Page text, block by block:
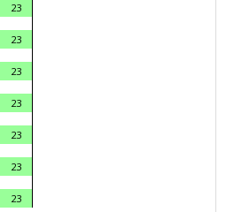
23
23
23
23
23
23
23